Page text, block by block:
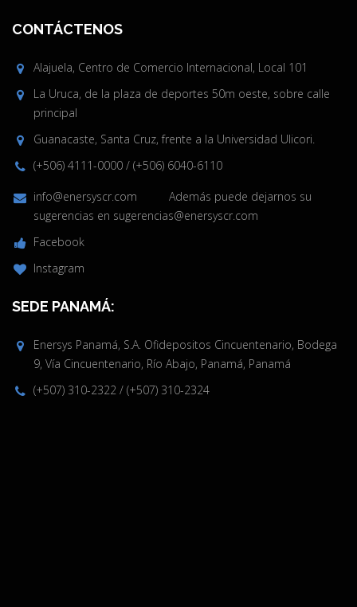
CONTÁCTENOS
Alajuela, Centro de Comercio Internacional, Local 101
La Uruca, de la plaza de deportes 50m oeste, sobre calle
principal
Guanacaste, Santa Cruz, frente a la Universidad Ulicori.
(+506) 4111-0000 / (+506) 6040-6110
info@enersyscr.com
Además puede dejarnos su
sugerencias en sugerencias@enersyscr.com
Facebook
Instagram
SEDE PANAMÁ:
Enersys Panamá, S.A. Ofidepositos Cincuentenario, Bodega
9, Vía Cincuentenario, Río Abajo, Panamá, Panamá
(+507) 310-2322 / (+507) 310-2324